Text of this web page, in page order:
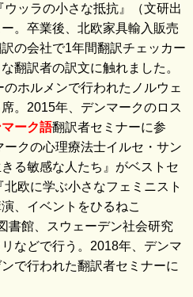
ッラの小さな抵抗』（文研出
。卒業後、北欧家具輸入販売
の会社で1年間翻訳チェッカー
翻訳者の訳文に触れました。
ホルメンで行われたノルウェ
。2015年、デンマークのロス
ーク語翻訳者セミナーに参
クの心理療法士イルセ・サン
る敏感な人たち』がベストセ
欧に学ぶ小さなフェミニスト
、イベントをひるねこ
書館、スウェーデン社会研究
などで行う。2018年、デンマ
で行われた翻訳者セミナーに